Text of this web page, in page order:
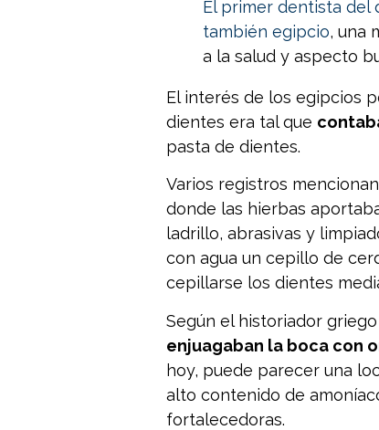
El primer dentista del
también egipcio, una
a la salud y aspecto
El interés de los egipcios
dientes era tal que
pasta de dientes.
Varios registros
donde las hierbas
ladrillo, abrasivas y
con agua un cepillo de
cepillarse los dientes
Según el historiador griego
enjuagaban la boca con
hoy, puede parecer una
alto contenido de
fortalecedoras.